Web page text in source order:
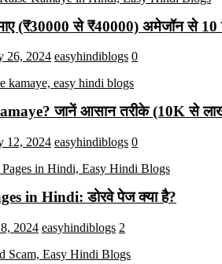
(₹30000 से ₹40000) अमेजॉन से
26, 2024 easyhindiblogs 0
जानें आसान तरीके (10K से
12, 2024 easyhindiblogs 0
in Hindi: डोरवे पेज क्या है?
2024 easyhindiblogs 2